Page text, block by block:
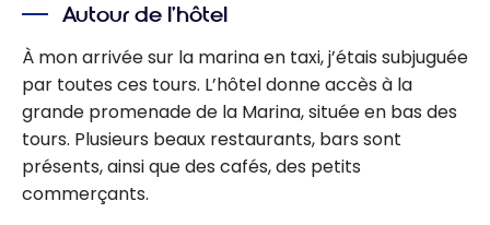
Autour de l’hôtel
À mon arrivée sur la marina en taxi, j’étais subjuguée
par toutes ces tours. L’hôtel donne accès à la
grande promenade de la Marina, située en bas des
tours. Plusieurs beaux restaurants, bars sont
présents, ainsi que des cafés, des petits
commerçants.